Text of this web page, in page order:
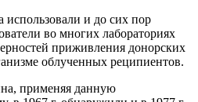
и до сих пор
во многих лабораториях
приживления донорских
облученных реципиентов.
применяя данную